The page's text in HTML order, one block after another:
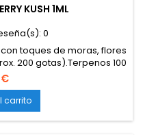
KUSH 1ML
0
toques de moras, flores
200 gotas).Terpenos 100
cannabinoides y
primas de cultivos
de
Cali...
carrito